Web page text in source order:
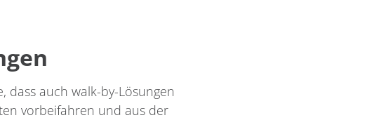
dass auch walk-by-Lösungen
vorbeifahren und aus der